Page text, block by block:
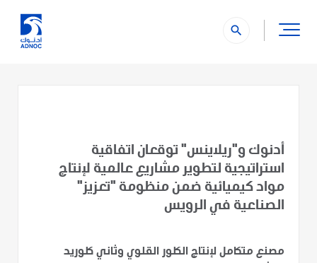
search
أدنوك و"ريلاينس" توقعان اتفاقية
استراتيجية لتطوير مشاريع عالمية لإنتاج
مواد كيميائية ضمن منظومة "تعزيز"
الصناعية في الرويس
مصنع متكامل لإنتاج الكلور القلوي وثاني كلوريد